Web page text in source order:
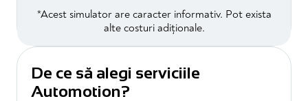
*Acest simulator are caracter informativ. Pot exista
alte costuri adiționale.
De ce să alegi serviciile
Automotion?